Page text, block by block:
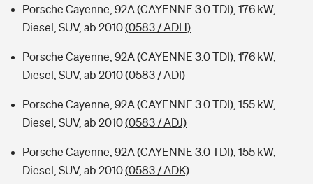
Porsche Cayenne, 92A (CAYENNE 3.0 TDI), 176 kW,
Diesel, SUV, ab 2010(0583 / ADH)
Porsche Cayenne, 92A (CAYENNE 3.0 TDI), 176 kW,
Diesel, SUV, ab 2010(0583 / ADI)
Porsche Cayenne, 92A (CAYENNE 3.0 TDI), 155 kW,
Diesel, SUV, ab 2010(0583 / ADJ)
Porsche Cayenne, 92A (CAYENNE 3.0 TDI), 155 kW,
Diesel, SUV, ab 2010(0583 / ADK)